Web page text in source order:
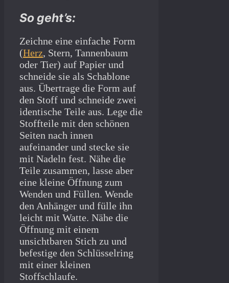
So geht’s:
Zeichne eine einfache Form
(Herz, Stern, Tannenbaum
oder Tier) auf Papier und
schneide sie als Schablone
aus. Übertrage die Form auf
den Stoff und schneide zwei
identische Teile aus. Lege die
Stoffteile mit den schönen
Seiten nach innen
aufeinander und stecke sie
mit Nadeln fest. Nähe die
Teile zusammen, lasse aber
eine kleine Öffnung zum
Wenden und Füllen. Wende
den Anhänger und fülle ihn
leicht mit Watte. Nähe die
Öffnung mit einem
unsichtbaren Stich zu und
befestige den Schlüsselring
mit einer kleinen
Stoffschlaufe.